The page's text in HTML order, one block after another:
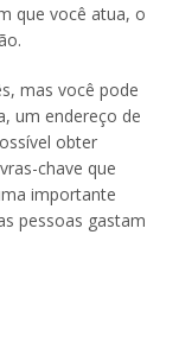
que você atua, o
mas você pode
um endereço de
obter
chave que
importante
pessoas gastam